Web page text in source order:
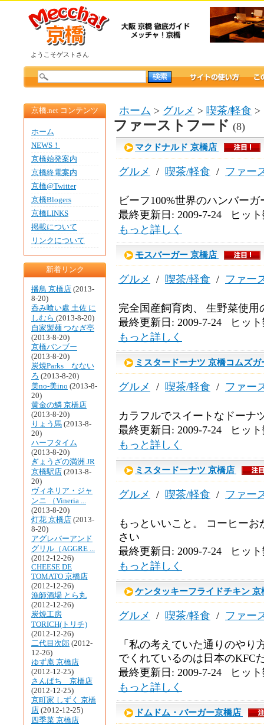
ようこそゲストさん
京橋.net コンテンツ
ホーム
NEWS！
京橋始発案内
京橋終電案内
京橋@Twitter
京橋Blogers
京橋LINKS
掲載について
リンクについて
新着リンク
播鳥 京橋店 (2013-
8-20)
呑み喰い處 土佐 に
しむら (2013-8-20)
自家製麺 つなぎ亭
(2013-8-20)
京橋バンブー
(2013-8-20)
炭焼Parks なない
ろ (2013-8-20)
美no-美ino (2013-8-
20)
黄金の鱗 京橋店
(2013-8-20)
りょう馬 (2013-8-
20)
ハーフタイム
(2013-8-20)
ぎょうざの満洲 JR
京橋駅店 (2013-8-
20)
ヴィネリア・ジャ
ンニ （Vineria ...
(2013-8-20)
灯花 京橋店 (2013-
8-20)
アグレバーアンド
グリル（AGGRE ...
(2012-12-26)
CHEESE DE
TOMATO 京橋店
(2012-12-26)
漁師酒場 とら丸
(2012-12-26)
炭焼工房
TORICH(トリチ)
(2012-12-26)
二代目次郎 (2012-
12-26)
ゆず庵 京橋店
(2012-12-25)
さんぱち 京橋店
(2012-12-25)
京町家 しずく 京橋
店 (2012-12-25)
四季菜 京橋店
ホーム > グルメ > 喫茶/軽食 >
ファーストフード (8)
マクドナルド 京橋店‎
グルメ / 喫茶/軽食 / ファー
ビーフ100%世界のハンバー
最終更新日: 2009-7-24 ヒッ
もっと詳しく
モスバーガー 京橋店
グルメ / 喫茶/軽食 / ファー
完全国産飼育肉、 生野菜使
最終更新日: 2009-7-24 ヒッ
もっと詳しく
ミスタードーナツ 京橋コムズガ
グルメ / 喫茶/軽食 / ファー
カラフルでスイートなドーナ
最終更新日: 2009-7-24 ヒッ
もっと詳しく
ミスタードーナツ 京橋店
グルメ / 喫茶/軽食 / ファー
もっといいこと。 コーヒー
さい
最終更新日: 2009-7-24 ヒッ
もっと詳しく
ケンタッキーフライドチキン 京
グルメ / 喫茶/軽食 / ファー
「私の考えていた通りのや
でくれているのは日本のKFC
最終更新日: 2009-7-24 ヒッ
もっと詳しく
ドムドム・バーガー京橋店